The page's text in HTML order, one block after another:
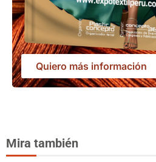
Quiero más información
Mira también